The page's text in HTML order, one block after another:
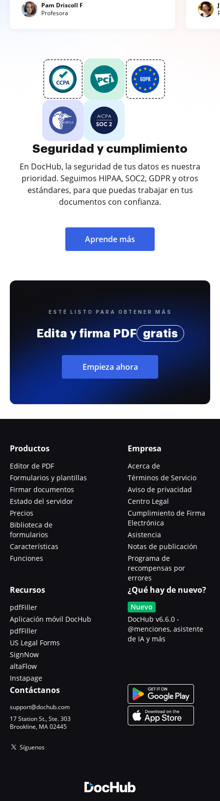
Pam Driscoll F
Profesora
Seguridad y cumplimiento
En DocHub, la seguridad de tus datos es nuestra
prioridad. Seguimos HIPAA, SOC2, GDPR y otros
estándares, para que puedas trabajar en tus
documentos con confianza.
Aprende más
ESTÉ LISTO PARA OBTENER MÁS
Edita y firma PDF gratis
Empieza ahora
Productos
Editor de PDF
Formularios y plantillas
Firmar documentos
Estado del servidor
Precios
Biblioteca de
formularios
Características
Funciones
Empresa
Acerca de
Términos de Servicio
Aviso de privacidad
Centro Legal
Cumplimiento de Firma
Electrónica
Asistencia
Notas de publicación
Programa de
recompensas por
errores
Recursos
pdfFiller
Aplicación móvil DocHub
pdfFiller
US Legal Forms
SignNow
altaFlow
Instapage
¿Qué hay de nuevo?
Nuevo
DocHub v6.6.0 -
@menciones, asistente
de IA y más
Contáctanos
support@dochub.com
17 Station St., Ste. 303
Brookline, MA 02445
Síguenos